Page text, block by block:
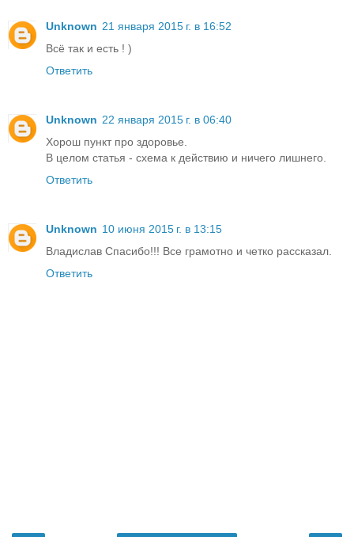
Unknown 21 января 2015 г. в 16:52
Всё так и есть ! )
Ответить
Unknown 22 января 2015 г. в 06:40
Хорош пункт про здоровье.
В целом статья - схема к действию и ничего лишнего.
Ответить
Unknown 10 июня 2015 г. в 13:15
Владислав Спасибо!!! Все грамотно и четко рассказал.
Ответить